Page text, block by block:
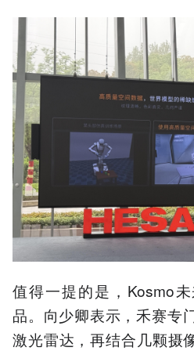
值得一提的是，Kosmo
品。向少卿表示，禾赛专
激光雷达，再结合几颗摄